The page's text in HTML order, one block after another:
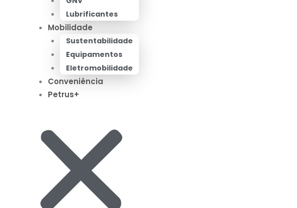
Lubrificantes
Mobilidade
Sustentabilidade
Equipamentos
Eletromobilidade
Conveniência
Petrus+